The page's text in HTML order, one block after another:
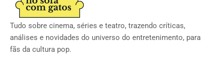
Tudo sobre cinema, séries e teatro, trazendo críticas,
análises e novidades do universo do entretenimento, para
fãs da cultura pop.